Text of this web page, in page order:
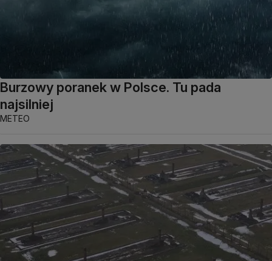
Burzowy poranek w Polsce. Tu pada
najsilniej
METEO